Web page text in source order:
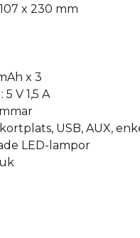
x 230 mm
x 3
V 1,5 A
USB, AUX,
LED-lampor